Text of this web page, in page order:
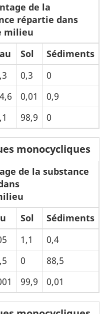
de la
répartie dans
milieu
Sol
Sédiments
0,3
0
0,01
0,9
98,9 0
monocycliques
de la substance
Sol
Sédiments
1,1
0,4
0
88,5
99,9 0,01